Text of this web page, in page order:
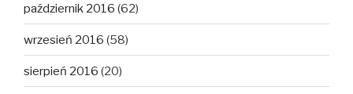
październik 2016 (62)
wrzesień 2016 (58)
sierpień 2016 (20)